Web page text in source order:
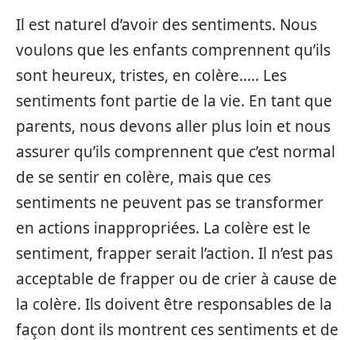
Il est naturel d’avoir des sentiments. Nous
voulons que les enfants comprennent qu’ils
sont heureux, tristes, en colère….. Les
sentiments font partie de la vie. En tant que
parents, nous devons aller plus loin et nous
assurer qu’ils comprennent que c’est normal
de se sentir en colère, mais que ces
sentiments ne peuvent pas se transformer
en actions inappropriées. La colère est le
sentiment, frapper serait l’action. Il n’est pas
acceptable de frapper ou de crier à cause de
la colère. Ils doivent être responsables de la
façon dont ils montrent ces sentiments et de